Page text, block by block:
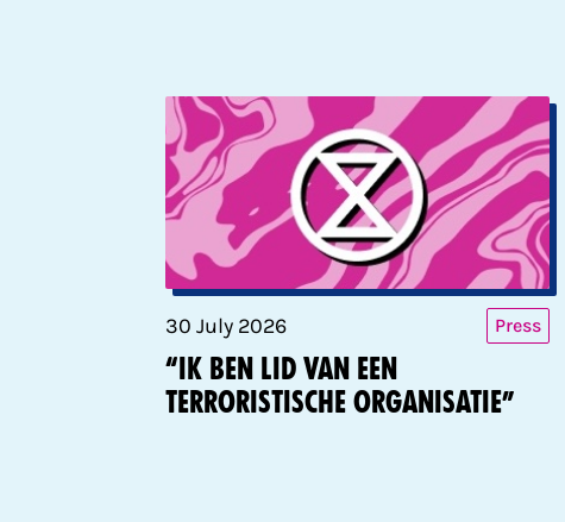
30 July 2026 Press
“Ik ben lid van een
terroristische organisatie”